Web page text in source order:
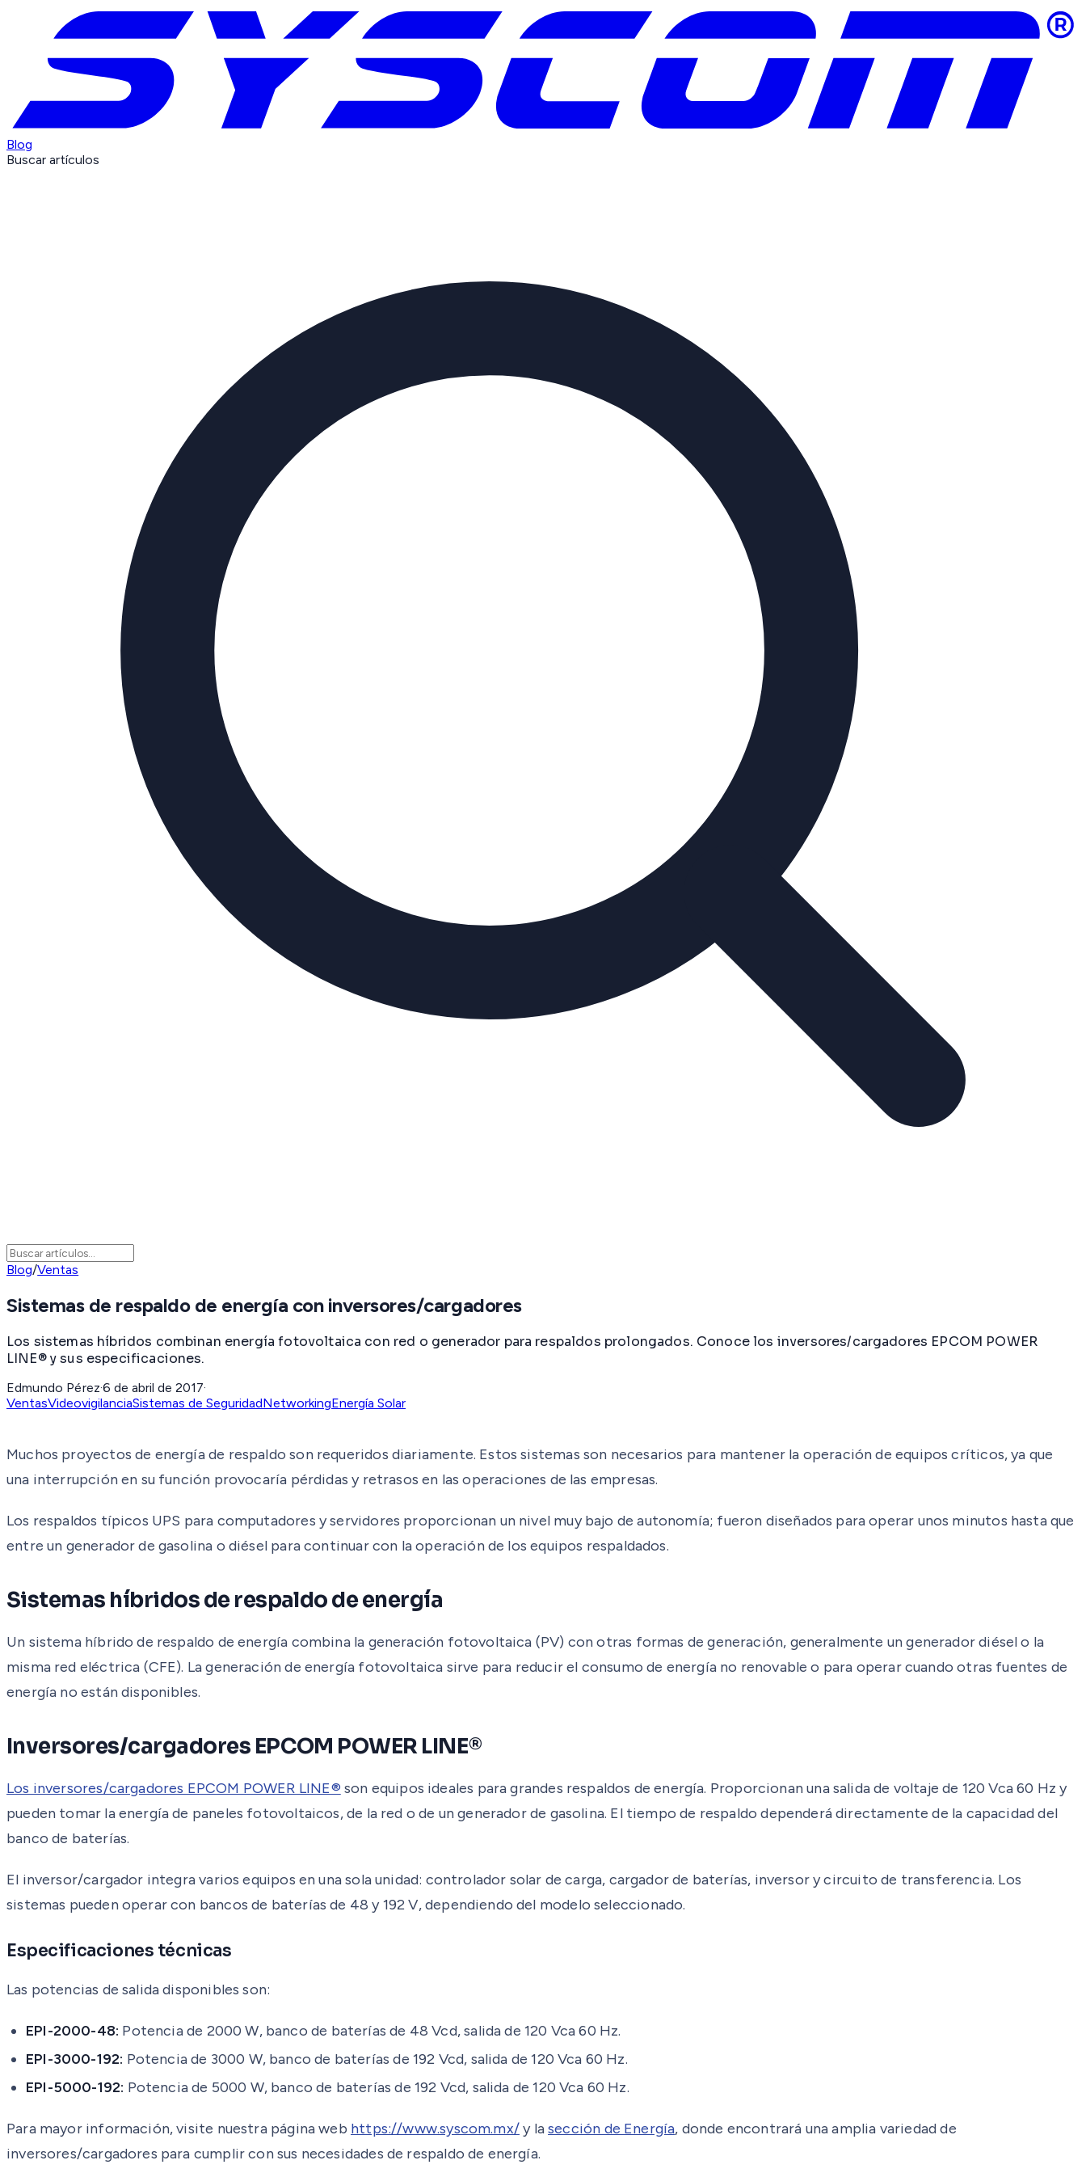
Blog
Buscar artículos
Blog/Ventas
Sistemas de respaldo de energía con inversores/cargadores
Los sistemas híbridos combinan energía fotovoltaica con red o generador para respaldos prolongados. Conoce los inversores/cargadores EPCOM POWER
LINE® y sus especificaciones.
Edmundo Pérez·6 de abril de 2017·
VentasVideovigilanciaSistemas de SeguridadNetworkingEnergía Solar
Muchos proyectos de energía de respaldo son requeridos diariamente. Estos sistemas son necesarios para mantener la operación de equipos críticos, ya que
una interrupción en su función provocaría pérdidas y retrasos en las operaciones de las empresas.
Los respaldos típicos UPS para computadores y servidores proporcionan un nivel muy bajo de autonomía; fueron diseñados para operar unos minutos hasta que
entre un generador de gasolina o diésel para continuar con la operación de los equipos respaldados.
Sistemas híbridos de respaldo de energía
Un sistema híbrido de respaldo de energía combina la generación fotovoltaica (PV) con otras formas de generación, generalmente un generador diésel o la
misma red eléctrica (CFE). La generación de energía fotovoltaica sirve para reducir el consumo de energía no renovable o para operar cuando otras fuentes de
energía no están disponibles.
Inversores/cargadores EPCOM POWER LINE®
Los inversores/cargadores EPCOM POWER LINE® son equipos ideales para grandes respaldos de energía. Proporcionan una salida de voltaje de 120 Vca 60 Hz y
pueden tomar la energía de paneles fotovoltaicos, de la red o de un generador de gasolina. El tiempo de respaldo dependerá directamente de la capacidad del
banco de baterías.
El inversor/cargador integra varios equipos en una sola unidad: controlador solar de carga, cargador de baterías, inversor y circuito de transferencia. Los
sistemas pueden operar con bancos de baterías de 48 y 192 V, dependiendo del modelo seleccionado.
Especificaciones técnicas
Las potencias de salida disponibles son:
EPI-2000-48: Potencia de 2000 W, banco de baterías de 48 Vcd, salida de 120 Vca 60 Hz.
EPI-3000-192: Potencia de 3000 W, banco de baterías de 192 Vcd, salida de 120 Vca 60 Hz.
EPI-5000-192: Potencia de 5000 W, banco de baterías de 192 Vcd, salida de 120 Vca 60 Hz.
Para mayor información, visite nuestra página web https://www.syscom.mx/y lasección de Energía, donde encontrará una amplia variedad de
inversores/cargadores para cumplir con sus necesidades de respaldo de energía.